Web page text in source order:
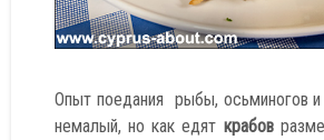
Опыт поедания рыбы, осьминогов
немалый, но как едят крабов